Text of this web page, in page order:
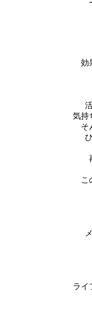
効
気持
そ
こ
ライ